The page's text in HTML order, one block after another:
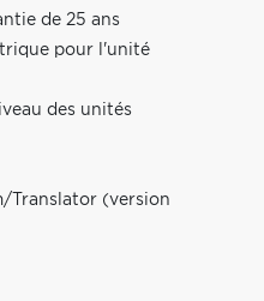
de 25 ans
pour l'unité
des unités
Translator (version